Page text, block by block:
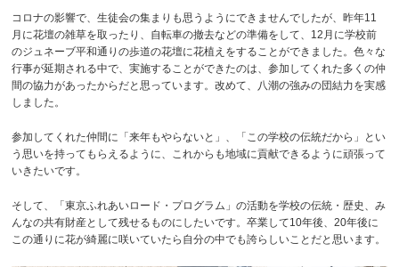
コロナの影響で、生徒会の集まりも思うようにできませんでしたが、昨年11
月に花壇の雑草を取ったり、自転車の撤去などの準備をして、12月に学校前
のジュネーブ平和通りの歩道の花壇に花植えをすることができました。色々な
行事が延期される中で、実施することができたのは、参加してくれた多くの仲
間の協力があったからだと思っています。改めて、八潮の強みの団結力を実感
しました。
参加してくれた仲間に「来年もやらないと」、「この学校の伝統だから」とい
う思いを持ってもらえるように、これからも地域に貢献できるように頑張って
いきたいです。
そして、「東京ふれあいロード・プログラム」の活動を学校の伝統・歴史、み
んなの共有財産として残せるものにしたいです。卒業して10年後、20年後に
この通りに花が綺麗に咲いていたら自分の中でも誇らしいことだと思います。